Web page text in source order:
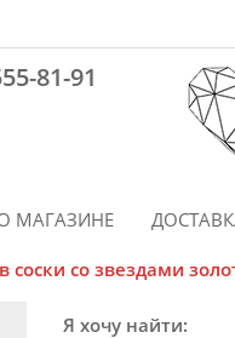
81-91
МАГАЗИНЕ
соски со звездами
Я хочу найти: